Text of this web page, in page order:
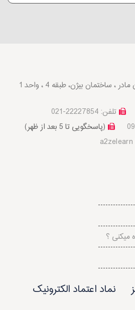
، ساختمان بیژن، طبقه 4 ، واحد 1
تلفن: 22227854-021
(پاسخگویی تا 5 بعد از ظهر)
میکنی ؟
نماد اعتماد الکترونیک